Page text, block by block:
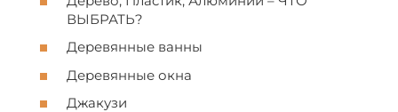
ВЫБРАТЬ?
Деревянные ванны
Деревянные окна
Джакузи